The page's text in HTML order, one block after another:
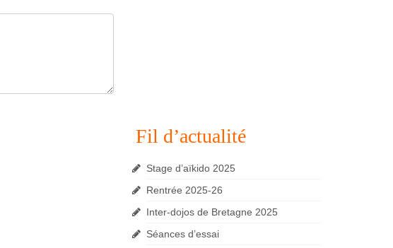
Fil d’actualité
Stage d’aïkido 2025
Rentrée 2025-26
Inter-dojos de Bretagne 2025
Séances d’essai